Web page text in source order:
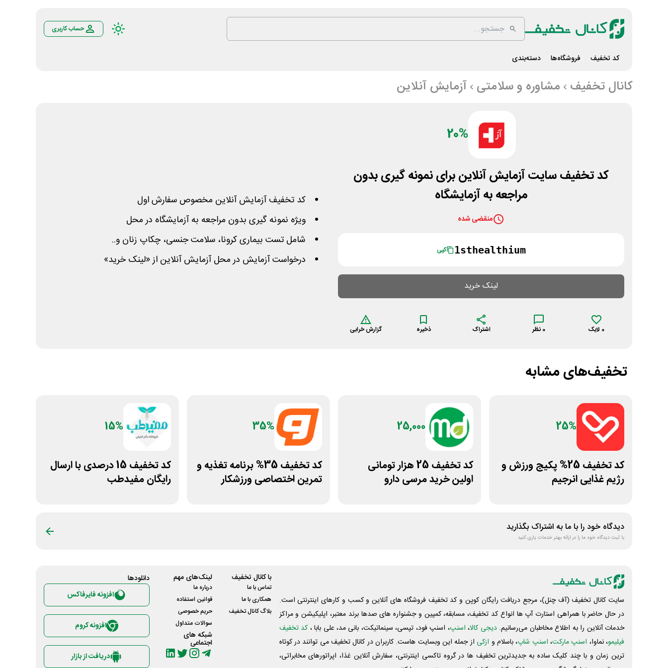
حساب کاربری
کد تخفیف فروشگاه‌ها دسته‌بندی
کانال تخفیف مشاوره و سلامتی آزمایش آنلاین
20%
کد تخفیف سایت آزمایش آنلاین برای نمونه گیری بدون
مراجعه به آزمایشگاه
منقضی شده
1sthealthium کپی
لینک خرید
0 لایک 0 نظر اشتراک ذخیره گزارش خرابی
کد تخفیف آزمایش آنلاین مخصوص سفارش اول
ویژه نمونه گیری بدون مراجعه به آزمایشگاه در محل
شامل تست بیماری کرونا، سلامت جنسی، چکاپ زنان و..
درخواست آزمایش در محل آزمایش آنلاین از «لینک خرید»
تخفیف‌های مشابه
25%
کد تخفیف 25% پکیج ورزش و
رژیم غذایی انرجیم
25,000
کد تخفیف 25 هزار تومانی
اولین خرید مرسی دارو
35%
کد تخفیف 35% برنامه تغذیه و
تمرین اختصاصی ورزشکار
15%
کد تخفیف 15 درصدی با ارسال
رایگان مفیدطب
دیدگاه خود را با ما به اشتراک بگذارید
با ثبت دیدگاه خود ما را در ارائه بهتر خدمات یاری کنید
سایت کانال تخفیف (آف چنل)، مرجع دریافت رایگان کوپن و کد تخفیف فروشگاه های آنلاین و کسب و‌ کارهای اینترنتی است.
در حال حاضر با همراهی استارت آپ ها انواع کد تخفیف، مسابقه، کمپین و جشنواره های صدها برند معتبر، اپلیکیشن و مراکز
خدمات آنلاین را به اطلاع مخاطبان می‌رسانیم. دیجی کالا، اسنپ، اسنپ فود، تپسی، سینماتیکت، بانی مد، علی‌ بابا ، کد تخفیف
فیلیمو، نماوا، اسنپ مارکت، اسنپ شاپ، باسلام و ازکی از جمله این وبسایت ‌هاست. کاربران در کانال تخفیف می توانند در کوتاه
ترین زمان و با چند کلیک ساده به جدیدترین تخفیف ها در گروه تاکسی اینترنتی، سفارش آنلاین غذا، اپراتورهای مخابراتی،
با کانال تخفیف
تماس با ما
همکاری با ما
بلاگ کانال تخفیف
لینک‌های مهم
درباره ما
قوانین استفاده
حریم خصوصی
سوالات متداول
شبکه های
اجتماعی
دانلود‌ها
افزونه فایرفاکس
افزونه کروم
دریافت از بازار